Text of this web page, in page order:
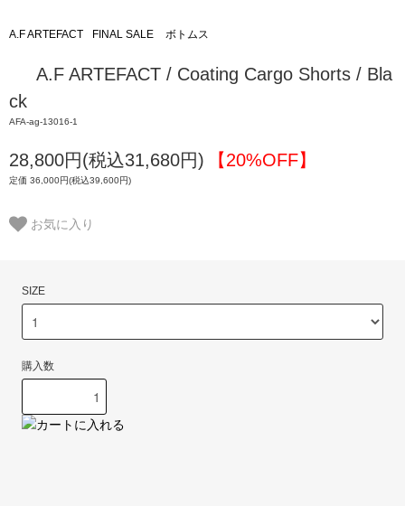
A.F ARTEFACT FINAL SALE ボトムス
A.F ARTEFACT / Coating Cargo Shorts / Bla
ck
AFA-ag-13016-1
28,800円(税込31,680円) 【20%OFF】
定価 36,000円(税込39,600円)
お気に入り
SIZE
購入数